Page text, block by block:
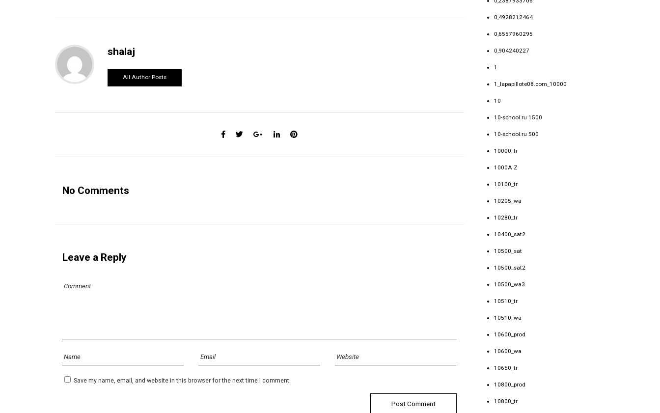
shalaj
All Author Posts
No Comments
Leave a Reply
Save my name, email, and website in this browser for the next time I comment.
0,4928212464
0,6557960295
0,904240227
1
1_lapapillote08.com_10000
10
10-school.ru 1500
10-school.ru 500
10000_tr
1000A Z
10100_tr
10205_wa
10280_tr
10400_sat2
10500_sat
10500_sat2
10500_wa3
10510_tr
10510_wa
10600_prod
10600_wa
10650_tr
10800_prod
10800_tr